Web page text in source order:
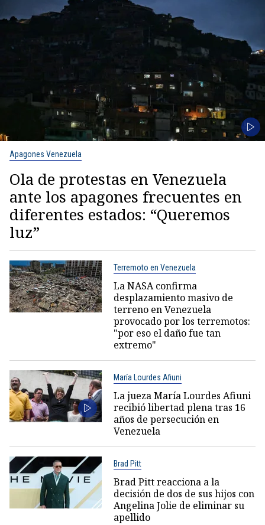
Apagones Venezuela
Ola de protestas en Venezuela
ante los apagones frecuentes en
diferentes estados: “Queremos
luz”
Terremoto en Venezuela
La NASA confirma
desplazamiento masivo de
terreno en Venezuela
provocado por los terremotos:
"por eso el daño fue tan
extremo"
María Lourdes Afiuni
La jueza María Lourdes Afiuni
recibió libertad plena tras 16
años de persecución en
Venezuela
Brad Pitt
Brad Pitt reacciona a la
decisión de dos de sus hijos con
Angelina Jolie de eliminar su
apellido